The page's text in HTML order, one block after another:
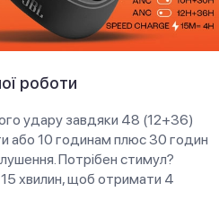
роботи
удару завдяки 48 (12+36)
або 10 годинам плюс 30 годин
Потрібен стимул?
хвилин, щоб отримати 4